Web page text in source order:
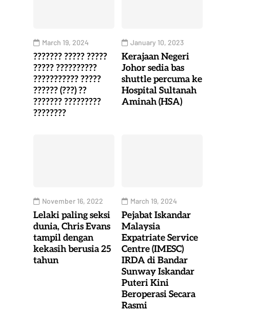
March 19, 2024
??????? ????? ?????
????? ??????????
??????????? ?????
?????? (???) ??
??????? ?????????
????????
January 10, 2023
Kerajaan Negeri
Johor sedia bas
shuttle percuma ke
Hospital Sultanah
Aminah (HSA)
November 16, 2022
Lelaki paling seksi
dunia, Chris Evans
tampil dengan
kekasih berusia 25
tahun
March 19, 2024
Pejabat Iskandar
Malaysia
Expatriate Service
Centre (IMESC)
IRDA di Bandar
Sunway Iskandar
Puteri Kini
Beroperasi Secara
Rasmi